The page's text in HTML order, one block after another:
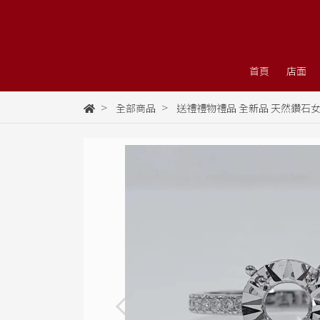
首頁 店面
全部商品 送禮禮物禮品 全新品 天然鑽石